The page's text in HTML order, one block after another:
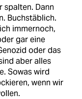
spalten. Dann
Buchstäblich.
immernoch,
gar eine
oder das
aber alles
Sowas wird
wenn wir